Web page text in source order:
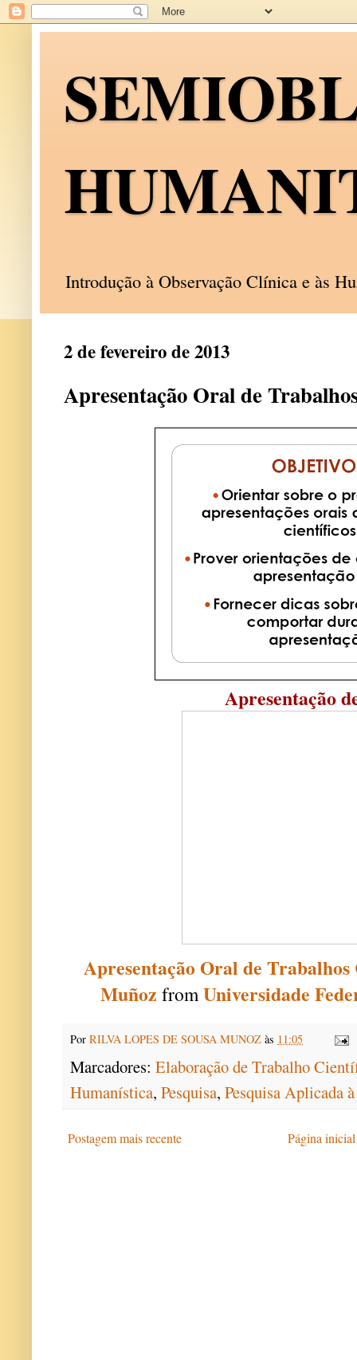
Introdução à Observação Clínica e às
2 de fevereiro de 2013
Apresentação Oral de
Apresentação
Apresentação Oral de
Muñoz fromUniversidade
Por RILVA LOPES DE SOUSA MUNOZ às 11:05
Marcadores: Elaboração de Trabalho
Humanística, Pesquisa, Pesquisa Aplicada
Postagem mais recente Página inicial